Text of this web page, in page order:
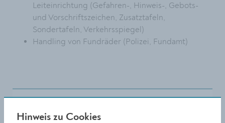
Leiteinrichtung (Gefahren-, Hinweis-, Gebots-
und Vorschriftszeichen, Zusatztafeln,
Sondertafeln, Verkehrsspiegel)
Handling von Fundräder (Polizei, Fundamt)
Zuständige Stelle
Hinweis zu Cookies